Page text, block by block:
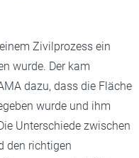
Zivilprozess ein
wurde. Der kam
dazu, dass die Fläche
wurde und ihm
Unterschiede zwischen
den richtigen